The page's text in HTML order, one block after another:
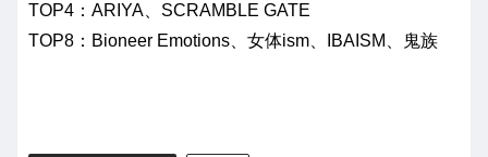
TOP4：ARIYA、SCRAMBLE GATE
TOP8：Bioneer Emotions、女体ism、IBAISM、鬼族